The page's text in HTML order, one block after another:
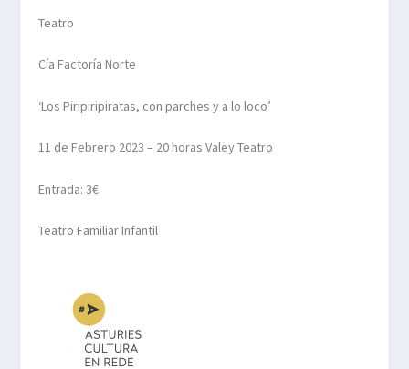
Teatro
Cía Factoría Norte
‘Los Piripiripiratas, con parches y a lo loco’
11 de Febrero 2023 – 20 horas Valey Teatro
Entrada: 3€
Teatro Familiar Infantil